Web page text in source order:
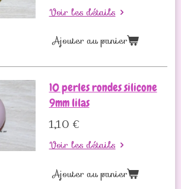
Voir les détails
Ajouter au panier
10 perles rondes silicone
9mm lilas
1,10 €
Voir les détails
Ajouter au panier